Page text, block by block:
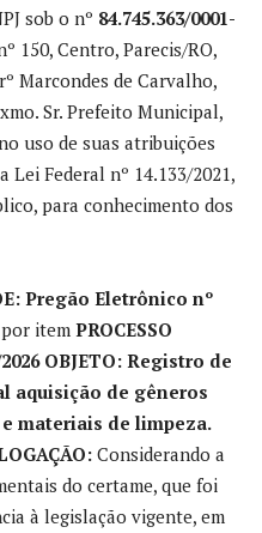
sob o nº 84.745.363/0001-
150, Centro, Parecis/RO,
Marcondes de Carvalho,
Sr. Prefeito Municipal,
uso de suas atribuições
Lei Federal nº 14.133/2021,
para conhecimento dos
Pregão Eletrônico nº
item PROCESSO
OBJETO: Registro de
aquisição de gêneros
materiais de limpeza.
Considerando a
do certame, que foi
à legislação vigente, em